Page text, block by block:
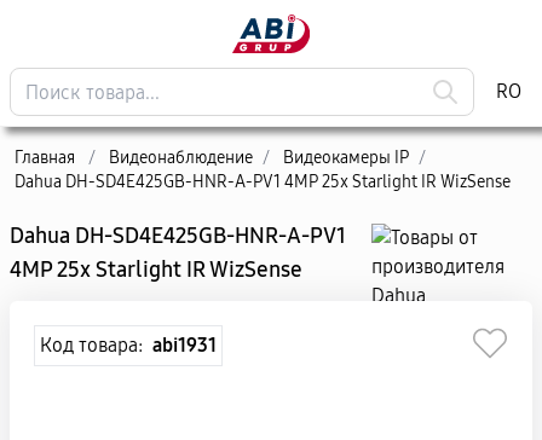
RO
Главная / Видеонаблюдение / Видеокамеры IP /
Dahua DH-SD4E425GB-HNR-A-PV1 4MP 25x Starlight IR WizSense
Dahua DH-SD4E425GB-HNR-A-PV1
4MP 25x Starlight IR WizSense
Код товара: abi1931